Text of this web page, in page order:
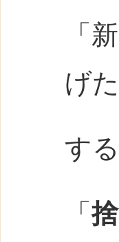
「
げた
す
「